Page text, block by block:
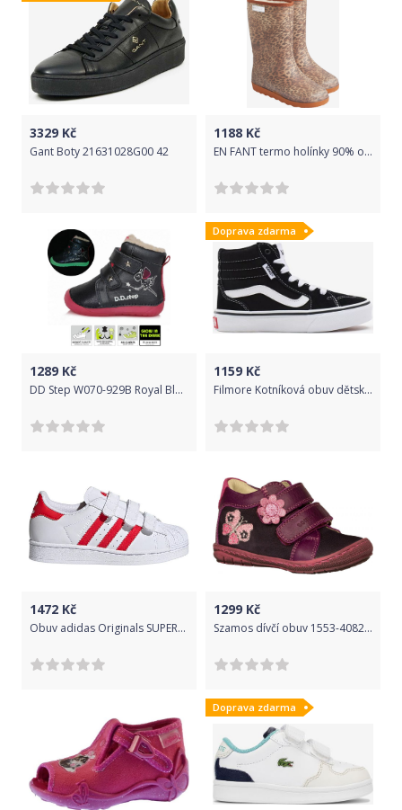
3329 Kč
Gant Boty 21631028G00 42
1188 Kč
EN FANT termo holínky 90% ovčí vlna 250110 - 2145 Velikost: 20
1289 Kč
DD Step W070-929B Royal Blue Velikost: 20
Doprava zdarma
1159 Kč
Filmore Kotníková obuv dětská Vans | Černá | Chlapecké | 32
1472 Kč
Obuv adidas Originals SUPERSTAR CF C fz0643 Velikost 30 EU
1299 Kč
Szamos dívčí obuv 1553-40821 20 tmavě fialová
Doprava zdarma